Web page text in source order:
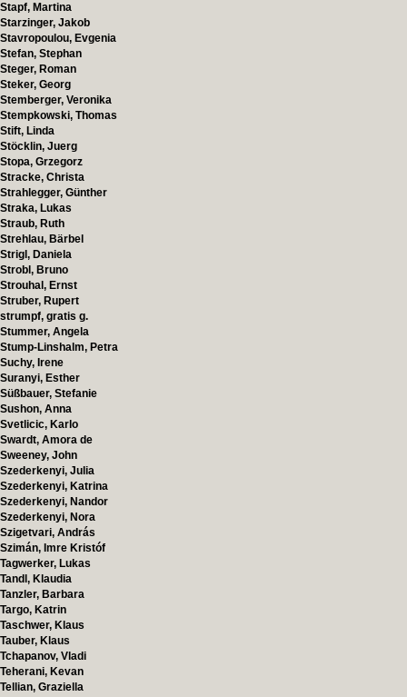
Stapf, Martina
Starzinger, Jakob
Stavropoulou, Evgenia
Stefan, Stephan
Steger, Roman
Steker, Georg
Stemberger, Veronika
Stempkowski, Thomas
Stift, Linda
Stöcklin, Juerg
Stopa, Grzegorz
Stracke, Christa
Strahlegger, Günther
Straka, Lukas
Straub, Ruth
Strehlau, Bärbel
Strigl, Daniela
Strobl, Bruno
Strouhal, Ernst
Struber, Rupert
strumpf, gratis g.
Stummer, Angela
Stump-Linshalm, Petra
Suchy, Irene
Suranyi, Esther
Süßbauer, Stefanie
Sushon, Anna
Svetlicic, Karlo
Swardt, Amora de
Sweeney, John
Szederkenyi, Julia
Szederkenyi, Katrina
Szederkenyi, Nandor
Szederkenyi, Nora
Szigetvari, András
Szimán, Imre Kristóf
Tagwerker, Lukas
Tandl, Klaudia
Tanzler, Barbara
Targo, Katrin
Taschwer, Klaus
Tauber, Klaus
Tchapanov, Vladi
Teherani, Kevan
Tellian, Graziella